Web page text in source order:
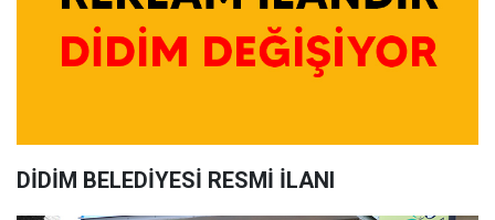
DİDİM BELEDİYESİ RESMİ İLANI